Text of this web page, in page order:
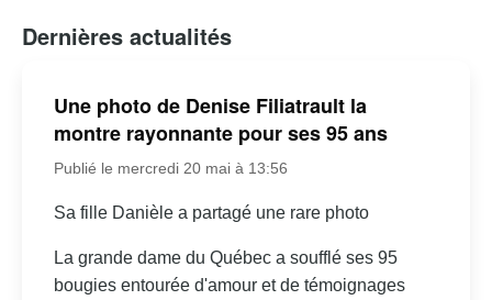
Dernières actualités
Une photo de Denise Filiatrault la
montre rayonnante pour ses 95 ans
Publié le mercredi 20 mai à 13:56
Sa fille Danièle a partagé une rare photo
La grande dame du Québec a soufflé ses 95
bougies entourée d'amour et de témoignages